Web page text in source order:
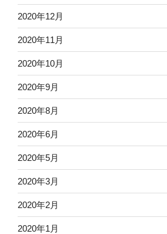
2020年12月
2020年11月
2020年10月
2020年9月
2020年8月
2020年6月
2020年5月
2020年3月
2020年2月
2020年1月